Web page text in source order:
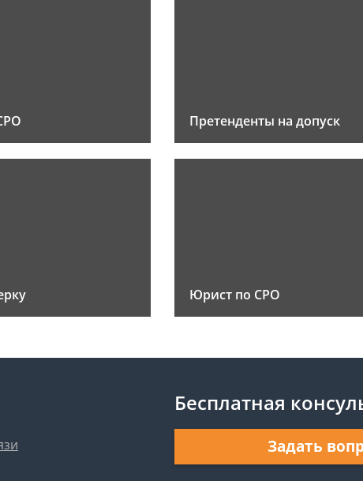
Претенденты на допуск
Юрист по СРО
Бесплатная
Задать